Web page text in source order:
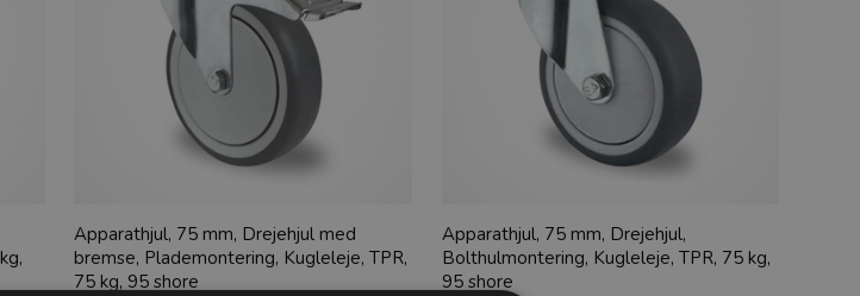
Apparathjul, 75 mm, Drejehjul med
bremse, Plademontering, Kugleleje, TPR,
75 kg, 95 shore
Apparathjul, 75 mm, Drejehjul,
Bolthulmontering, Kugleleje, TPR, 75 kg,
95 shore